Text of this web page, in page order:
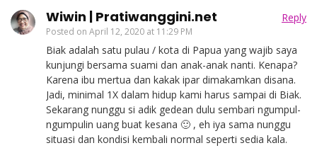
Wiwin | Pratiwanggini.net
Posted on April 12, 2020 at 11:29 PM
Reply
Biak adalah satu pulau / kota di Papua yang wajib saya
kunjungi bersama suami dan anak-anak nanti. Kenapa?
Karena ibu mertua dan kakak ipar dimakamkan disana.
Jadi, minimal 1X dalam hidup kami harus sampai di Biak.
Sekarang nunggu si adik gedean dulu sembari ngumpul-
ngumpulin uang buat kesana 🙂 , eh iya sama nunggu
situasi dan kondisi kembali normal seperti sedia kala.